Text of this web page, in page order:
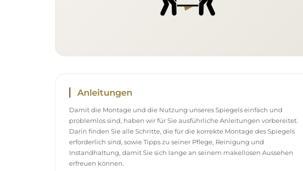
Anleitungen
Damit die Montage und die Nutzung unseres Spiegels einfach und
problemlos sind, haben wir für Sie ausführliche Anleitungen vorbereitet.
Darin finden Sie alle Schritte, die für die korrekte Montage des Spiegels
erforderlich sind, sowie Tipps zu seiner Pflege, Reinigung und
Instandhaltung, damit Sie sich lange an seinem makellosen Aussehen
erfreuen können.